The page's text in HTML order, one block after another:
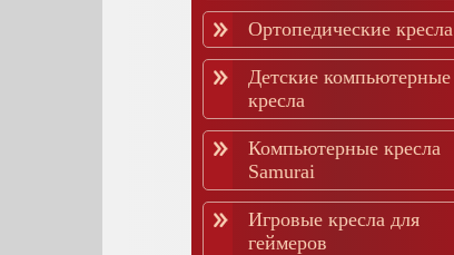
Ортопедические кресла
Детские компьютерные
кресла
Компьютерные кресла
Samurai
Игровые кресла для
геймеров